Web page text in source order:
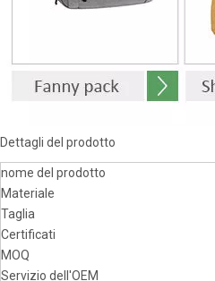
Dettagli del prodotto
nome del prodotto
Materiale
Taglia
Certificati
MOQ
Servizio dell'OEM